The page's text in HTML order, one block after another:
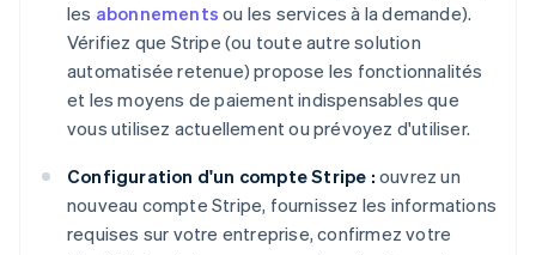
les abonnements ou les services à la demande).
Vérifiez que Stripe (ou toute autre solution
automatisée retenue) propose les fonctionnalités
et les moyens de paiement indispensables que
vous utilisez actuellement ou prévoyez d'utiliser.
Configuration d'un compte Stripe : ouvrez un
nouveau compte Stripe, fournissez les informations
requises sur votre entreprise, confirmez votre